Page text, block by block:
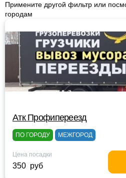
Примените другой фильтр или
городам
Атк Профипереезд
ПО ГОРОДУ МЕЖГОРОД
Цена посадки
350 руб